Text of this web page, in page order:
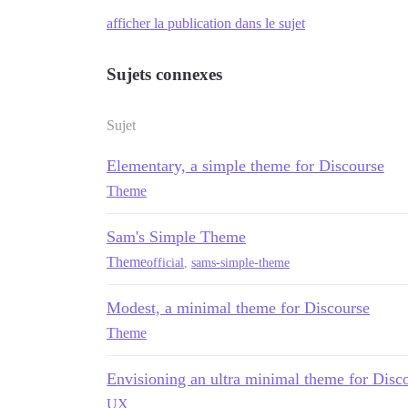
afficher la publication dans le sujet
Sujets connexes
Sujet
Elementary, a simple theme for Discourse
Theme
Sam's Simple Theme
Themeofficial sams-simple-theme
Modest, a minimal theme for Discourse
Theme
Envisioning an ultra minimal theme for
UX